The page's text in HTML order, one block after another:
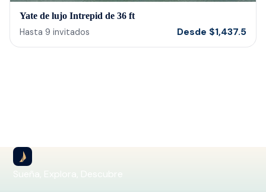
Yate de lujo Intrepid de 36 ft
Hasta 9 invitados Desde $1,437.5